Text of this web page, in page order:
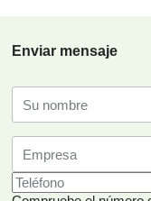
Enviar mensaje